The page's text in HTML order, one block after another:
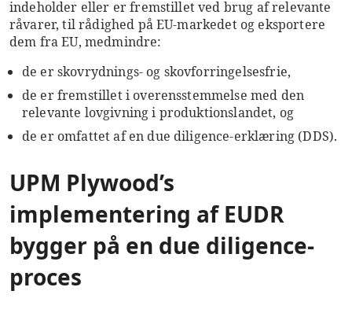
indeholder eller er fremstillet ved brug af relevante
råvarer, til rådighed på EU-markedet og eksportere
dem fra EU, medmindre:
de er skovrydnings- og skovforringelsesfrie,
de er fremstillet i overensstemmelse med den
relevante lovgivning i produktionslandet, og
de er omfattet af en due diligence-erklæring (DDS).
UPM Plywood’s
implementering af EUDR
bygger på en due diligence-
proces